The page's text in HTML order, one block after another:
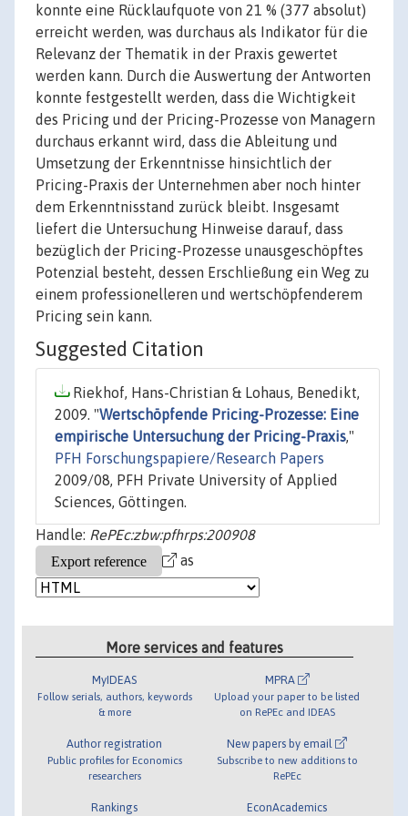
konnte eine Rücklaufquote von 21 % (377 absolut)
erreicht werden, was durchaus als Indikator für die
Relevanz der Thematik in der Praxis gewertet
werden kann. Durch die Auswertung der Antworten
konnte festgestellt werden, dass die Wichtigkeit
des Pricing und der Pricing-Prozesse von Managern
durchaus erkannt wird, dass die Ableitung und
Umsetzung der Erkenntnisse hinsichtlich der
Pricing-Praxis der Unternehmen aber noch hinter
dem Erkenntnisstand zurück bleibt. Insgesamt
liefert die Untersuchung Hinweise darauf, dass
bezüglich der Pricing-Prozesse unausgeschöpftes
Potenzial besteht, dessen Erschließung ein Weg zu
einem professionelleren und wertschöpfenderem
Pricing sein kann.
Suggested Citation
Riekhof, Hans-Christian & Lohaus, Benedikt,
2009. "Wertschöpfende Pricing-Prozesse: Eine
empirische Untersuchung der Pricing-Praxis,"
PFH Forschungspapiere/Research Papers
2009/08, PFH Private University of Applied
Sciences, Göttingen.
Handle: RePEc:zbw:pfhrps:200908
as
More services and features
MyIDEAS
Follow serials, authors, keywords
& more
Author registration
Public profiles for Economics
researchers
Rankings
MPRA
Upload your paper to be listed
on RePEc and IDEAS
New papers by email
Subscribe to new additions to
RePEc
EconAcademics